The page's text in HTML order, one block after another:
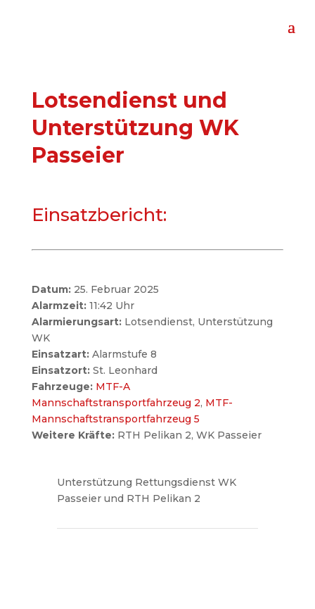
Lotsendienst und
Unterstützung WK
Passeier
Einsatzbericht:
Datum:25. Februar 2025
Alarmzeit:11:42 Uhr
Alarmierungsart:Lotsendienst, Unterstützung
WK
Einsatzart:Alarmstufe 8
Einsatzort:St. Leonhard
Fahrzeuge: MTF-A
Mannschaftstransportfahrzeug 2, MTF-
Mannschaftstransportfahrzeug 5
Weitere Kräfte:RTH Pelikan 2, WK Passeier
Unterstützung Rettungsdienst WK
Passeier und RTH Pelikan 2